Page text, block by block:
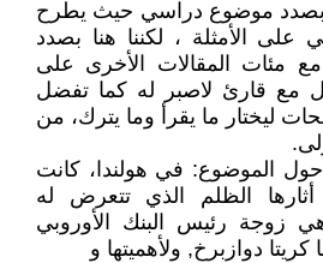
بصدد موضوع دراسي حيث يطرح
على الأمثلة ، لكننا هنا بصدد
مئات المقالات الأخرى على
مع قارئ لاصبر له كما تفضل
ليختار ما يقرأ وما يترك، من
حول الموضوع: في هولندا، كانت
الظلم الذي تتعرض له
زوجة رئيس البنك الأوروبي
دوازبرخ, ولأهميتها و